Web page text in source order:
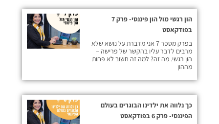
הון רגשי מול הון פיננסי- פרק 7
בפודקאסט
בפרק מספר 7 אני מדברת על נושא שלא
מרבים לדבר עליו בהקשר של פרישה –
הון רגשי. מה זה? למה זה חשוב לא פחות
מההון
כך נלווה את ילדינו הבוגרים בעולם
הפיננסי- פרק 6 בפודקאסט